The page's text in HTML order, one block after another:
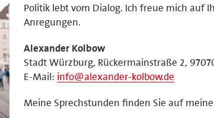
Politik lebt vom Dialog. Ich freue mich auf
Anregungen.
Alexander Kolbow
Stadt Würzburg, Rückermainstraße 2,
E-Mail: info@alexander-kolbow.de
Meine Sprechstunden finden Sie auf